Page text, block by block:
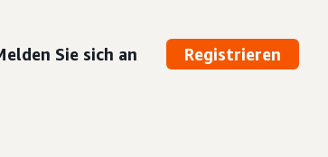
Sie sich an Registrieren